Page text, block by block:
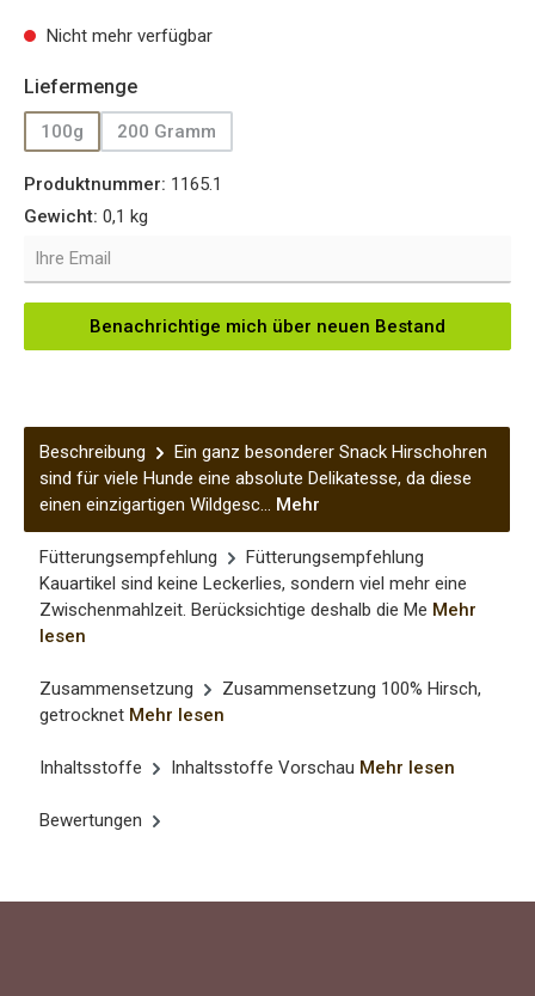
Nicht mehr verfügbar
Liefermengeauswählen
100g
(Diese Option ist zurzeit nicht verfügbar.)
200 Gramm
Produktnummer: 1165.1
Gewicht: 0,1 kg
Ihre Email
Benachrichtige mich über neuen Bestand
Beschreibung
Ein ganz besonderer Snack Hirschohren
sind für viele Hunde eine absolute Delikatesse, da diese
einen einzigartigen Wildgesc… Mehr
Fütterungsempfehlung
Fütterungsempfehlung
Kauartikel sind keine Leckerlies, sondern viel mehr eine
Zwischenmahlzeit. Berücksichtige deshalb die Me Mehr
lesen
Zusammensetzung
Zusammensetzung 100% Hirsch,
getrocknet Mehr lesen
Inhaltsstoffe Inhaltsstoffe Vorschau Mehr lesen
Bewertungen